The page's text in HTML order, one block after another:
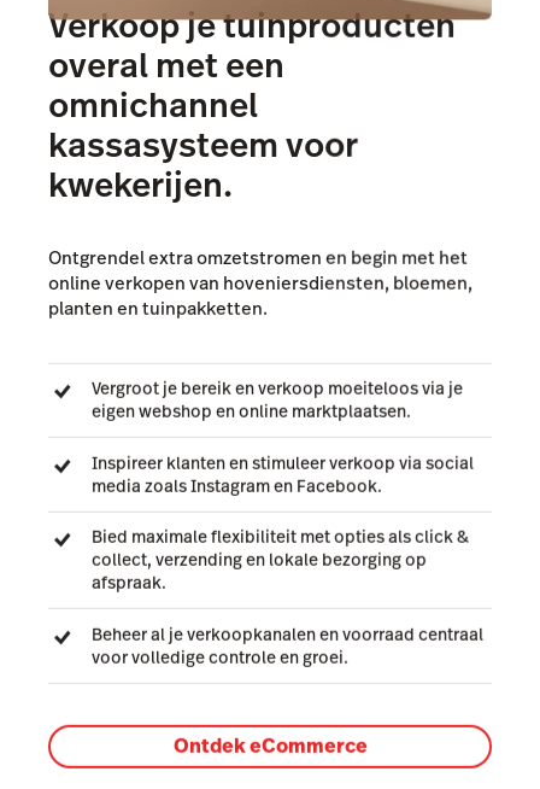
Verkoop je tuinproducten
overal met een
omnichannel
kassasysteem voor
kwekerijen.
Ontgrendel extra omzetstromen en begin met het
online verkopen van hoveniersdiensten, bloemen,
planten en tuinpakketten.
Vergroot je bereik en verkoop moeiteloos via je
eigen webshop en online marktplaatsen.
Inspireer klanten en stimuleer verkoop via social
media zoals Instagram en Facebook.
Bied maximale flexibiliteit met opties als click &
collect, verzending en lokale bezorging op
afspraak.
Beheer al je verkoopkanalen en voorraad centraal
voor volledige controle en groei.
Ontdek eCommerce